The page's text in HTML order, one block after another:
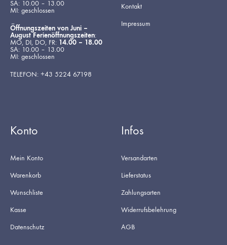
SA: 10.00 – 13.00
MI: geschlossen
Öffnungszeiten von Juni –
August Ferienöffnungszeiten:
MO, DI, DO, FR: 14.00 – 18.00
SA: 10.00 – 13.00
MI: geschlossen
TELEFON: +43 5224 67198
Kontakt
Impressum
Konto
Mein Konto
Warenkorb
Wunschliste
Kasse
Datenschutz
Infos
Versandarten
Lieferstatus
Zahlungsarten
Widerrufsbelehrung
AGB